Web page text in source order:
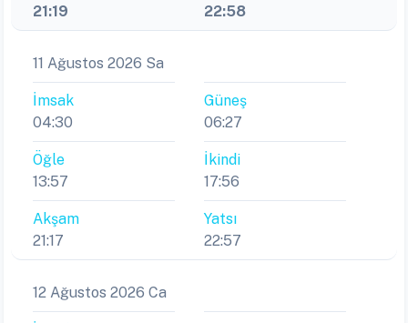
21:19
22:58
11 Ağustos 2026 Sa
İmsak
04:30
Güneş
06:27
Öğle
13:57
İkindi
17:56
Akşam
21:17
Yatsı
22:57
12 Ağustos 2026 Ca